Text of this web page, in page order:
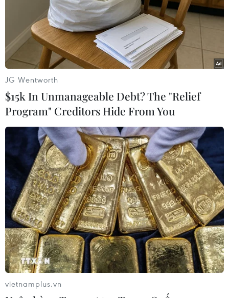
Ngoại trưởng Mỹ-Hàn điện đàm về các vụ
thử tên lửa của Triều Tiên
03/02/2022 10:33
Ngoại trưởng hai nước Mỹ và Hàn Quốc bày tỏ quan
ngại sâu sắc về sự phát triển năng lực tên lửa của Triều
Tiên và nhất trí tiếp tục hợp tác để sớm đưa Bình
Nhưỡng trở lại bàn đàm phán.
JG Wentworth
$15k In Unmanageable Debt? The "Relief
Program" Creditors Hide From You
vietnamplus.vn